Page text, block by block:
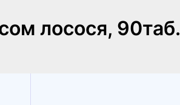
лосося, 90таб.